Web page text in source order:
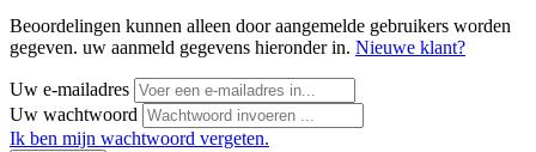
Beoordelingen kunnen alleen door aangemelde gebruikers worden
gegeven. uw aanmeld gegevens hieronder in. Nieuwe klant?
Uw e-mailadres
Uw wachtwoord
Ik ben mijn wachtwoord vergeten.